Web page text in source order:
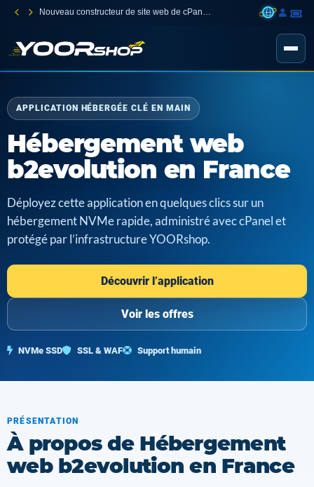
Nouveau constructeur de site web de cPanel Jetsite Builder
APPLICATION HÉBERGÉE CLÉ EN MAIN
Hébergement web
b2evolution en France
Déployez cette application en quelques clics sur un
hébergement NVMe rapide, administré avec cPanel et
protégé par l’infrastructure YOORshop.
Découvrir l’application
Voir les offres
NVMe SSD SSL & WAF Support humain
PRÉSENTATION
À propos de Hébergement
web b2evolution en France